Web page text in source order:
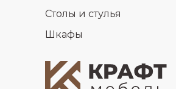
Столы и стулья
Шкафы